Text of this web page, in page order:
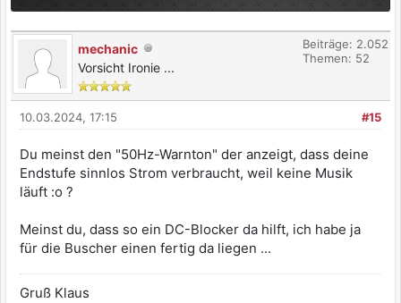
mechanic
Vorsicht Ironie ...
Beiträge: 2.052
Themen: 52
#15
10.03.2024, 17:15
Du meinst den "50Hz-Warnton" der anzeigt, dass deine
Endstufe sinnlos Strom verbraucht, weil keine Musik
läuft :o ?
Meinst du, dass so ein DC-Blocker da hilft, ich habe ja
für die Buscher einen fertig da liegen ...
Gruß Klaus